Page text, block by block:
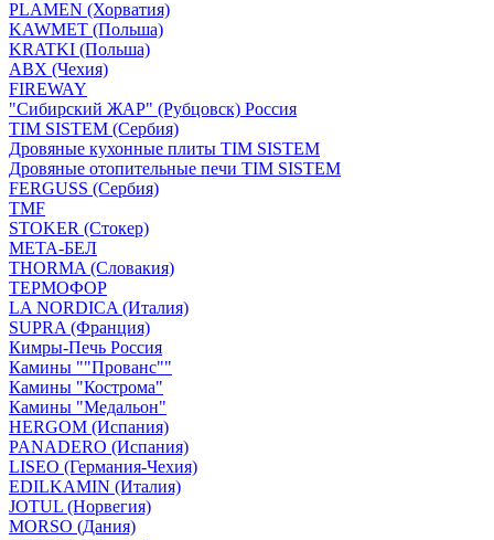
PLAMEN (Хорватия)
KAWMET (Польша)
KRATKI (Польша)
ABX (Чехия)
FIREWAY
"Сибирский ЖАР" (Рубцовск) Россия
TIM SISTEM (Сербия)
Дровяные кухонные плиты TIM SISTEM
Дровяные отопительные печи TIM SISTEM
FERGUSS (Сербия)
TMF
STOKER (Стокер)
МЕТА-БЕЛ
THORMA (Словакия)
ТЕРМОФОР
LA NORDICA (Италия)
SUPRA (Франция)
Кимры-Печь Россия
Камины ""Прованс""
Камины "Кострома"
Камины "Медальон"
HERGOM (Испания)
PANADERO (Испания)
LISEO (Германия-Чехия)
EDILKAMIN (Италия)
JOTUL (Норвегия)
MORSO (Дания)